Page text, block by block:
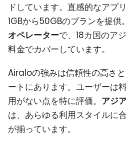
ドしています。直感的なアプ
1GBから50GBのプランを提供。
オペレーターで、18カ国のア
料金でカバーしています。
Airaloの強みは信頼性の高さ
ートにあります。ユーザーは
用がない点を特に評価。 アジ
は、あらゆる利用スタイルに
が揃っています。